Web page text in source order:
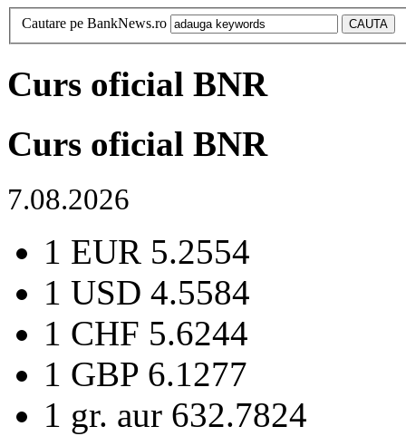
Cautare pe BankNews.ro
Curs oficial BNR
Curs oficial BNR
7.08.2026
1 EUR 5.2554
1 USD 4.5584
1 CHF 5.6244
1 GBP 6.1277
1 gr. aur 632.7824